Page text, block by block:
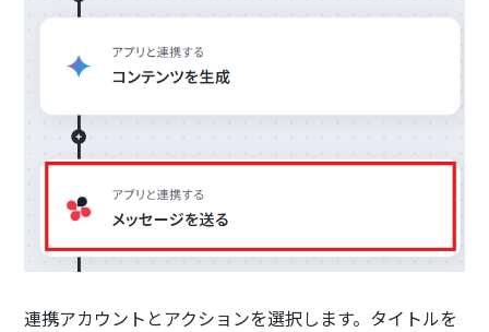
連携アカウントとアクションを選択します。タイトルを